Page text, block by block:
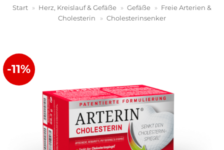
Start » Herz, Kreislauf & Gefäße » Gefäße » Freie Arterien &
Cholesterin
» Cholesterinsenker
-11%